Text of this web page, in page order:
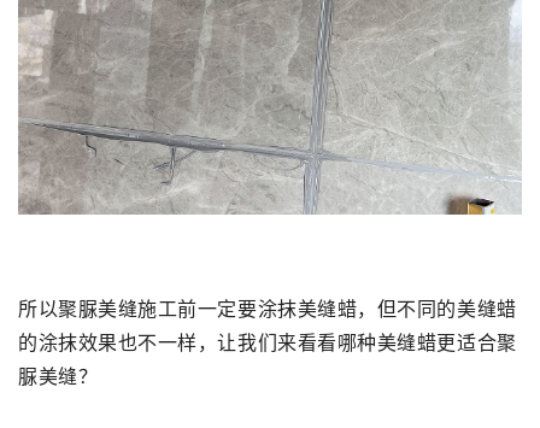
所以聚脲美缝施工前一定要涂抹美缝蜡，但不同的美缝蜡
的涂抹效果也不一样，让我们来看看哪种美缝蜡更适合聚
脲美缝？